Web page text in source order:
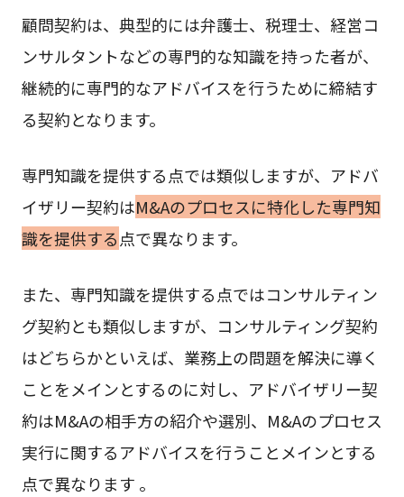
顧問契約は、典型的には弁護士、税理士、経営コ
ンサルタントなどの専門的な知識を持った者が、
継続的に専門的なアドバイスを行うために締結す
る契約となります。
専門知識を提供する点では類似しますが、アドバ
イザリー契約はM&Aのプロセスに特化した専門知
識を提供する点で異なります。
また、専門知識を提供する点ではコンサルティン
グ契約とも類似しますが、コンサルティング契約
はどちらかといえば、業務上の問題を解決に導く
ことをメインとするのに対し、アドバイザリー契
約はM&Aの相手方の紹介や選別、M&Aのプロセス
実行に関するアドバイスを行うことメインとする
点で異なります 。